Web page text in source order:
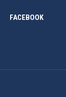
FACEBOOK